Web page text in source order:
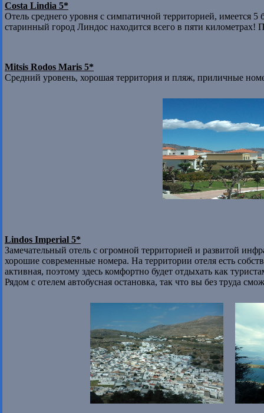
Costa Lindia 5*
Отель среднего уровня с симпатичной территорией, имеется
старинный город Линдос находится всего в пяти километрах!
Mitsis Rodos Maris 5*
Средний уровень, хорошая территория и пляж, приличные
Lindos Imperial 5*
Замечательный отель с огромной территорией и развитой
хорошие современные номера. На территории отеля есть
активная, поэтому здесь комфортно будет отдыхать как
Рядом с отелем автобусная остановка, так что вы без труда